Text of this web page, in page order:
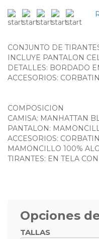
CONJUNTO DE
INCLUYE PANTALON
DETALLES: BORDADO
ACCESORIOS:
COMPOSICION
CAMISA: MANHATTAN
PANTALON:
ACCESORIOS:
MAMONCILLO 100%
TIRANTES: EN TELA
Opciones
TALLAS